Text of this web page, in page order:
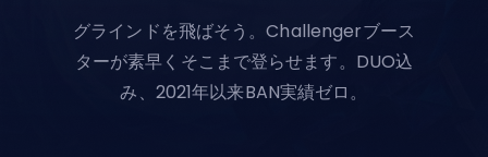
グラインドを飛ばそう。Challengerブース
ターが素早くそこまで登らせます。DUO込
み、2021年以来BAN実績ゼロ。